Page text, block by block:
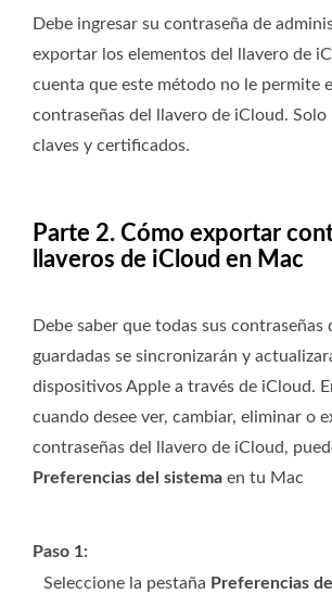
Debe ingresar su contraseña de
exportar los elementos del llavero de
cuenta que este método no le permite
contraseñas del llavero de iCloud.
claves y certificados.
Parte 2. Cómo exportar
llaveros de iCloud en Mac
Debe saber que todas sus contraseñas
guardadas se sincronizarán y
dispositivos Apple a través de iCloud.
cuando desee ver, cambiar, eliminar o
contraseñas del llavero de iCloud,
Preferencias del sistema en tu Mac
Paso 1:
Seleccione la pestaña Preferencias